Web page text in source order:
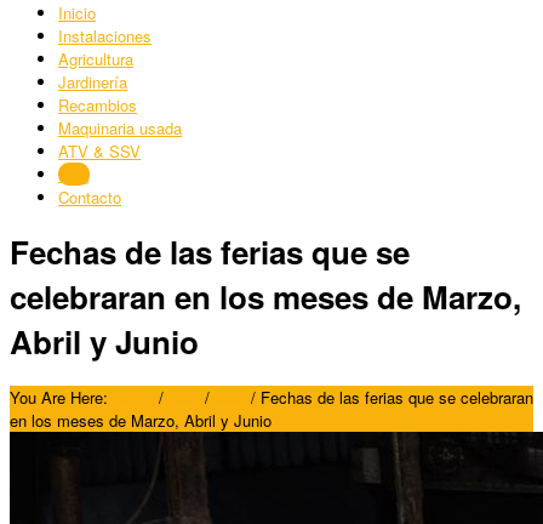
Inicio
Instalaciones
Agricultura
Jardinería
Recambios
Maquinaria usada
ATV & SSV
Blog
Contacto
Fechas de las ferias que se
celebraran en los meses de Marzo,
Abril y Junio
You Are Here: / / / Fechas de las ferias que se celebraran
en los meses de Marzo, Abril y Junio